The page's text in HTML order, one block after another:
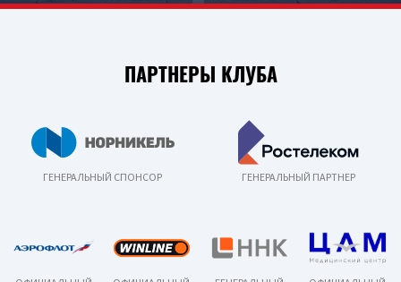
ПАРТНЕРЫ КЛУБА
ГЕНЕРАЛЬНЫЙ СПОНСОР ГЕНЕРАЛЬНЫЙ ПАРТНЕР